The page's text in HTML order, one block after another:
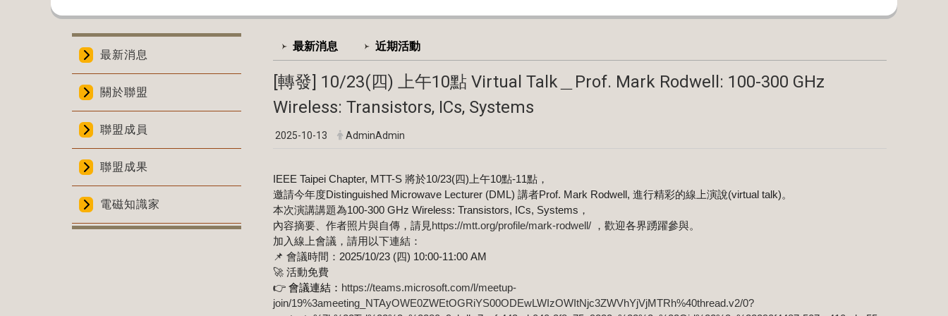
最新消息
關於聯盟
聯盟成員
聯盟成果
電磁知識家
最新消息 近期活動
[轉發] 10/23(四) 上午10點 Virtual Talk＿Prof. Mark Rodwell: 100-300 GHz
Wireless: Transistors, ICs, Systems
2025-10-13 AdminAdmin
IEEE Taipei Chapter, MTT-S 將於10/23(四)上午10點-11點，
邀請今年度Distinguished Microwave Lecturer (DML) 講者Prof. Mark Rodwell, 進行精彩的線上演說(virtual talk)。
本次演講講題為100-300 GHz Wireless: Transistors, ICs, Systems，
內容摘要、作者照片與自傳，請見https://mtt.org/profile/mark-rodwell/ ，歡迎各界踴躍參與。
加入線上會議，請用以下連結：
📌 會議時間：2025/10/23 (四) 10:00-11:00 AM
🚀 活動免費
👉 會議連結 ： https://teams.microsoft.com/l/meetup-
join/19%3ameeting_NTAyOWE0ZWEtOGRiYS00ODEwLWIzOWItNjc3ZWVhYjVjMTRh%40thread.v2/0?